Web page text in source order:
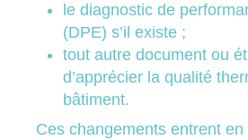
le diagnostic de
(DPE) s’il existe ;
tout autre document ou
d’apprécier la qualité
bâtiment.
Ces changements entrent